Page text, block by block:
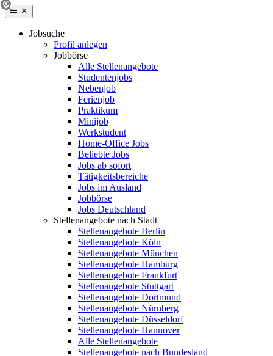
Jobsuche
Profil anlegen
Jobbörse
Alle Stellenangebote
Studentenjobs
Nebenjob
Ferienjob
Praktikum
Minijob
Werkstudent
Home-Office Jobs
Beliebte Jobs
Jobs ab sofort
Tätigkeitsbereiche
Jobs im Ausland
Jobbörse
Jobs Deutschland
Stellenangebote nach Stadt
Stellenangebote Berlin
Stellenangebote Köln
Stellenangebote München
Stellenangebote Hamburg
Stellenangebote Frankfurt
Stellenangebote Stuttgart
Stellenangebote Dortmund
Stellenangebote Nürnberg
Stellenangebote Düsseldorf
Stellenangebote Hannover
Alle Stellenangebote
Stellenangebote nach Bundesland